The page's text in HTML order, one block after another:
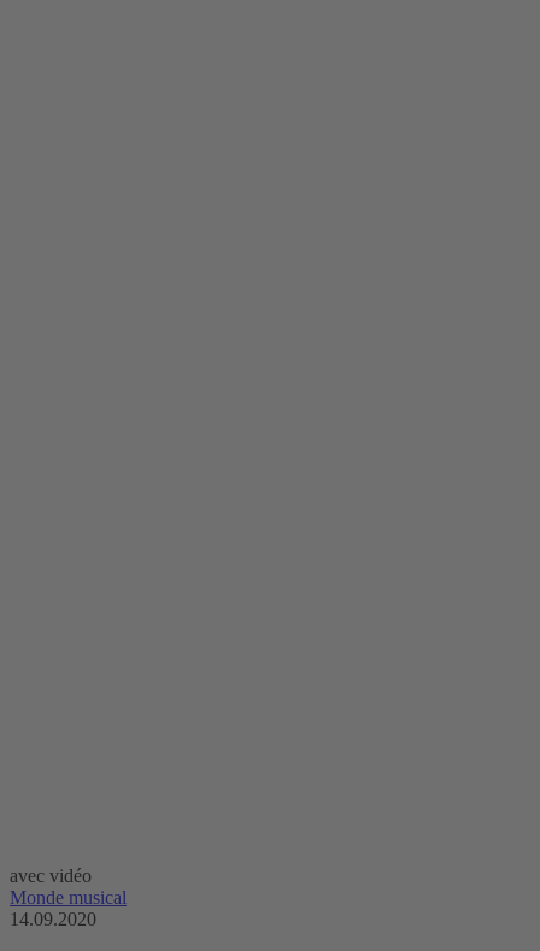
avec vidéo
Monde musical
14.09.2020